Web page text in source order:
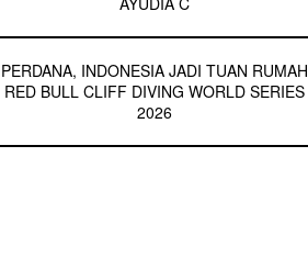
PERDANA, INDONESIA JADI TUAN RUMAH
RED BULL CLIFF DIVING WORLD SERIES
2026